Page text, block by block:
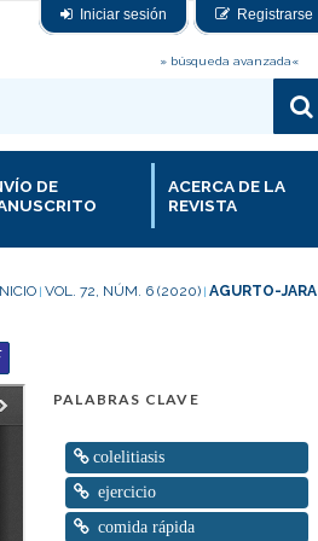
Iniciar sesión Registrarse
» búsqueda avanzada«
DE
ACERCA DE LA
REVISTA
VOL. 72, NÚM. 6 (2020) AGURTO-JARA
PALABRAS CLAVE
colelitiasis
ejercicio
comida rápida